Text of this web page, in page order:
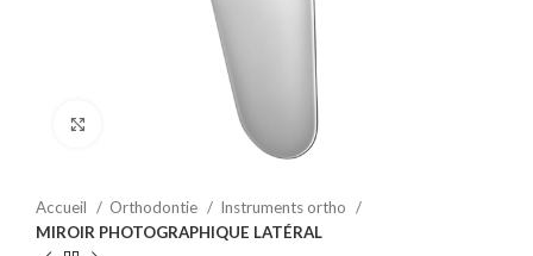
Cliquez pour agrandir
Accueil Orthodontie
Instruments ortho
MIROIR PHOTOGRAPHIQUE LATÉRAL